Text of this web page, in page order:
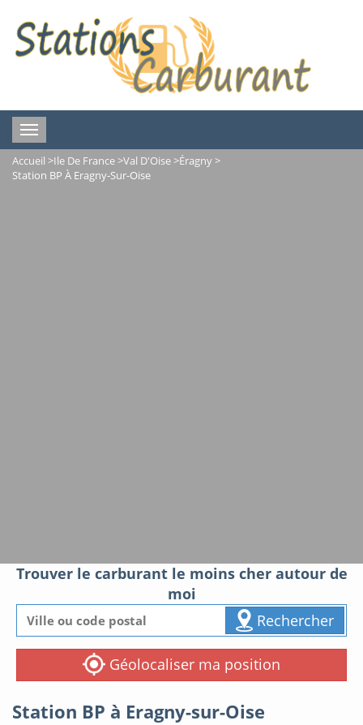
Toggle
navigation
Accueil >Ile De France>Val D'Oise>Éragny>
Station BP À Eragny-Sur-Oise
Trouver le carburant le moins cher autour de
moi
Rechercher
Géolocaliser ma position
Station BP à Eragny-sur-Oise